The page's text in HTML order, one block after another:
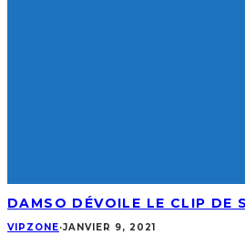
DAMSO DÉVOILE LE CLIP DE
VIPZONE·JANVIER 9, 2021